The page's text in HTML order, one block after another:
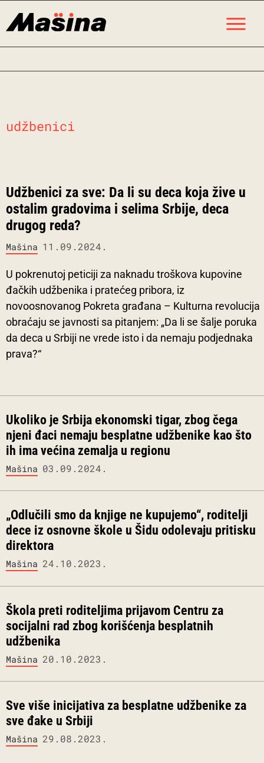
udžbenici
Udžbenici za sve: Da li su deca koja žive u
ostalim gradovima i selima Srbije, deca
drugog reda?
Mašina 11.09.2024.
U pokrenutoj peticiji za naknadu troškova kupovine
đačkih udžbenika i pratećeg pribora, iz
novoosnovanog Pokreta građana – Kulturna revolucija
obraćaju se javnosti sa pitanjem: „Da li se šalje poruka
da deca u Srbiji ne vrede isto i da nemaju podjednaka
prava?“
Ukoliko je Srbija ekonomski tigar, zbog čega
njeni đaci nemaju besplatne udžbenike kao što
ih ima većina zemalja u regionu
Mašina 03.09.2024.
„Odlučili smo da knjige ne kupujemo“, roditelji
dece iz osnovne škole u Šidu odolevaju pritisku
direktora
Mašina 24.10.2023.
Škola preti roditeljima prijavom Centru za
socijalni rad zbog korišćenja besplatnih
udžbenika
Mašina 20.10.2023.
Sve više inicijativa za besplatne udžbenike za
sve đake u Srbiji
Mašina 29.08.2023.